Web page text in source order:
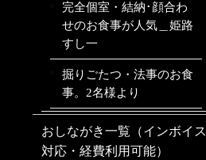
完全個室・結納･顔合わ
せのお食事が人気＿姫路
すし一
掘りごたつ・法事のお食
事。2名様より
おしながき一覧（インボイス
対応・経費利用可能）